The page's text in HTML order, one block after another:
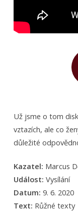
neřekli
(3. část)
Už jsme o tom
vztazích, ale co
důležité
Kazatel: Marcus
Událost: Vysílání
Datum: 9. 6. 2020
Text: Růžné texty